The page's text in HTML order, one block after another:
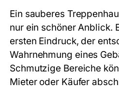
Ein sauberes
nur ein schöner Anblick.
ersten Eindruck, der
Wahrnehmung eines
Schmutzige Bereiche
Mieter oder Käufer